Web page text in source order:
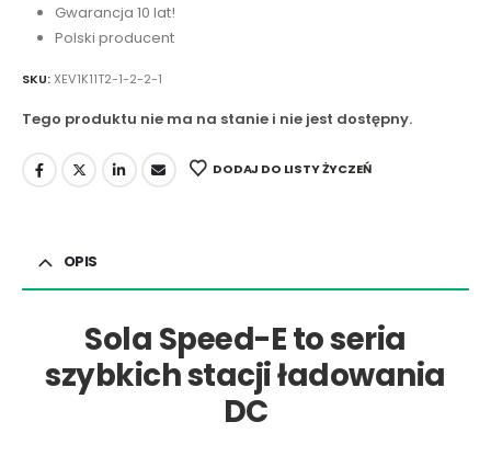
Gwarancja 10 lat!
Polski producent
SKU:XEV1K11T2-1-2-2-1
Tego produktu nie ma na stanie i nie jest dostępny.
DODAJ DO LISTY ŻYCZEŃ
OPIS
Sola Speed-E to seria
szybkich stacji ładowania
DC